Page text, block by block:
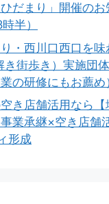
だまり」開催の
半）
・西川口西口を味
き街歩き）実施団
の研修にもお薦め
き店舗活用なら
業承継×空き店舗
形成